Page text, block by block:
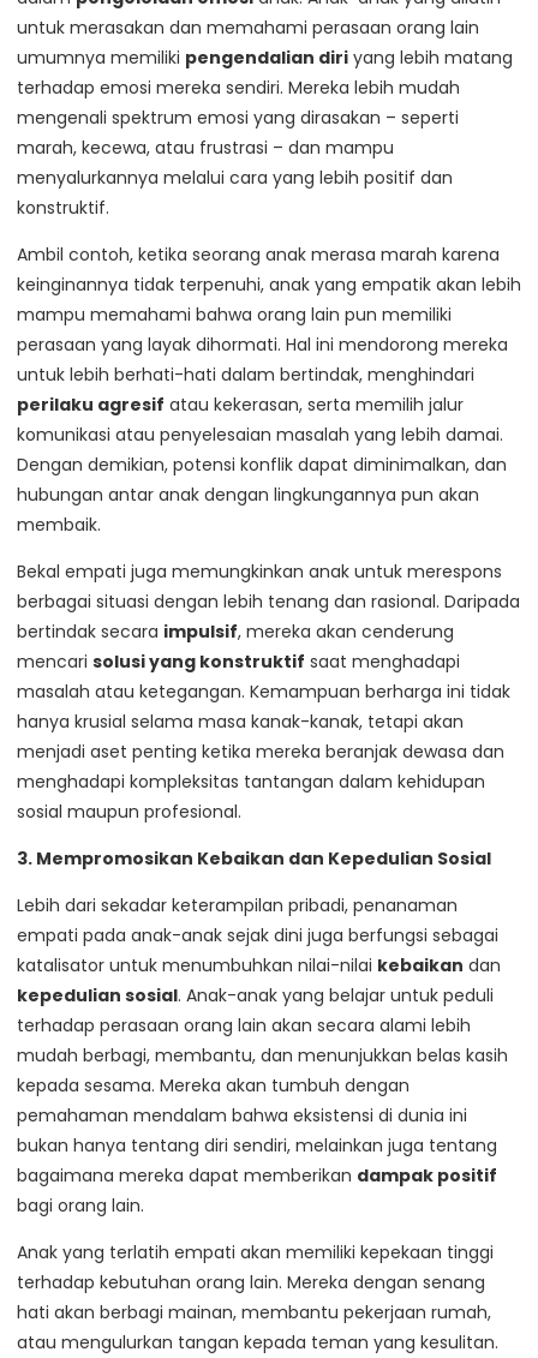
untuk merasakan dan memahami perasaan orang lain
umumnya memiliki pengendalian diri yang lebih matang
terhadap emosi mereka sendiri. Mereka lebih mudah
mengenali spektrum emosi yang dirasakan – seperti
marah, kecewa, atau frustrasi – dan mampu
menyalurkannya melalui cara yang lebih positif dan
konstruktif.
Ambil contoh, ketika seorang anak merasa marah karena
keinginannya tidak terpenuhi, anak yang empatik akan lebih
mampu memahami bahwa orang lain pun memiliki
perasaan yang layak dihormati. Hal ini mendorong mereka
untuk lebih berhati-hati dalam bertindak, menghindari
perilaku agresif atau kekerasan, serta memilih jalur
komunikasi atau penyelesaian masalah yang lebih damai.
Dengan demikian, potensi konflik dapat diminimalkan, dan
hubungan antar anak dengan lingkungannya pun akan
membaik.
Bekal empati juga memungkinkan anak untuk merespons
berbagai situasi dengan lebih tenang dan rasional. Daripada
bertindak secara impulsif, mereka akan cenderung
mencari solusi yang konstruktif saat menghadapi
masalah atau ketegangan. Kemampuan berharga ini tidak
hanya krusial selama masa kanak-kanak, tetapi akan
menjadi aset penting ketika mereka beranjak dewasa dan
menghadapi kompleksitas tantangan dalam kehidupan
sosial maupun profesional.
3. Mempromosikan Kebaikan dan Kepedulian Sosial
Lebih dari sekadar keterampilan pribadi, penanaman
empati pada anak-anak sejak dini juga berfungsi sebagai
katalisator untuk menumbuhkan nilai-nilai kebaikan dan
kepedulian sosial. Anak-anak yang belajar untuk peduli
terhadap perasaan orang lain akan secara alami lebih
mudah berbagi, membantu, dan menunjukkan belas kasih
kepada sesama. Mereka akan tumbuh dengan
pemahaman mendalam bahwa eksistensi di dunia ini
bukan hanya tentang diri sendiri, melainkan juga tentang
bagaimana mereka dapat memberikan dampak positif
bagi orang lain.
Anak yang terlatih empati akan memiliki kepekaan tinggi
terhadap kebutuhan orang lain. Mereka dengan senang
hati akan berbagi mainan, membantu pekerjaan rumah,
atau mengulurkan tangan kepada teman yang kesulitan.